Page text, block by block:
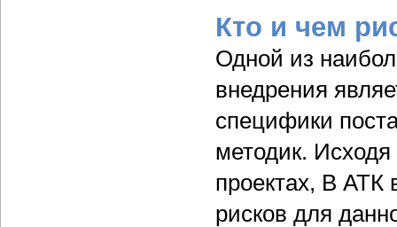
Кто и чем
Одной из
внедрения
специфики
методик.
проектах, В АТК
рисков для